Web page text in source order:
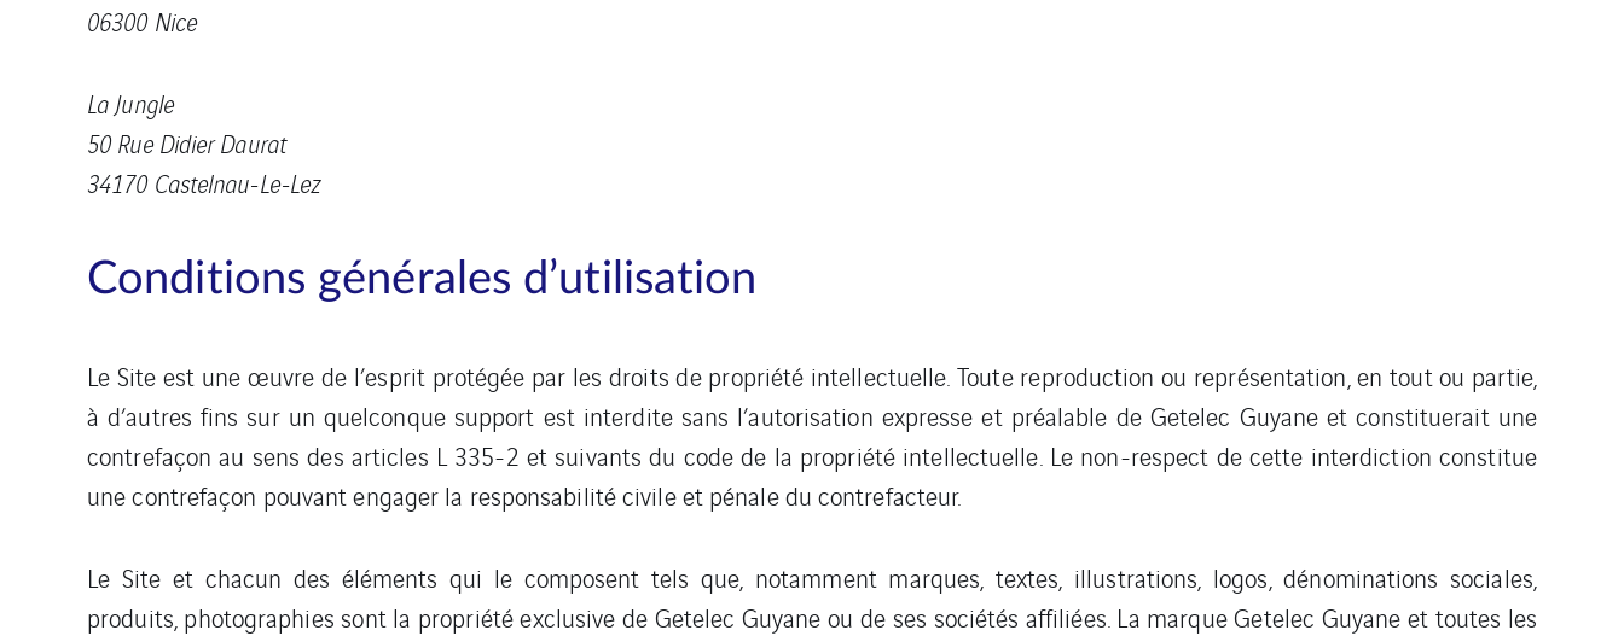
06300 Nice
La Jungle
50 Rue Didier Daurat
34170 Castelnau-Le-Lez
Conditions générales d’utilisation
Le Site est une œuvre de l’esprit protégée par les droits de propriété intellectuelle. Toute reproduction ou représentation, en tout ou partie,
à d’autres fins sur un quelconque support est interdite sans l’autorisation expresse et préalable de Getelec Guyane et constituerait une
contrefaçon au sens des articles L 335-2 et suivants du code de la propriété intellectuelle. Le non-respect de cette interdiction constitue
une contrefaçon pouvant engager la responsabilité civile et pénale du contrefacteur.
Le Site et chacun des éléments qui le composent tels que, notamment marques, textes, illustrations, logos, dénominations sociales,
produits, photographies sont la propriété exclusive de Getelec Guyane ou de ses sociétés affiliées. La marque Getelec Guyane et toutes les